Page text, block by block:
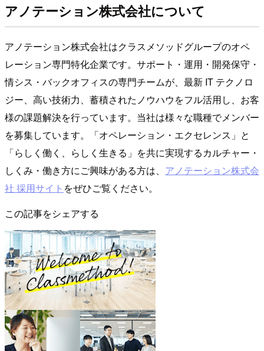
アノテーション株式会社について
アノテーション株式会社はクラスメソッドグループのオペ
レーション専門特化企業です。サポート・運用・開発保守・
情シス・バックオフィスの専門チームが、最新 IT テクノロ
ジー、高い技術力、蓄積されたノウハウをフル活用し、お客
様の課題解決を行っています。当社は様々な職種でメンバー
を募集しています。「オペレーション・エクセレンス」と
「らしく働く、らしく生きる」を共に実現するカルチャー・
しくみ・働き方にご興味がある方は、 アノテーション株式会
社 採用サイト をぜひご覧ください。
この記事をシェアする